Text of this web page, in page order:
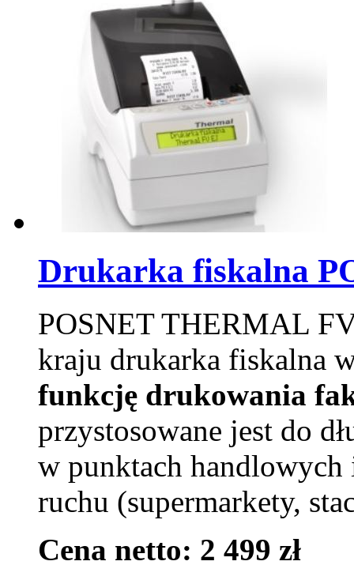
Drukarka fiskalna
POSNET THERMAL
kraju drukarka fiskalna
funkcję drukowania
przystosowane jest do
w punktach handlowych
ruchu (supermarkety,
Cena netto: 2 499 zł